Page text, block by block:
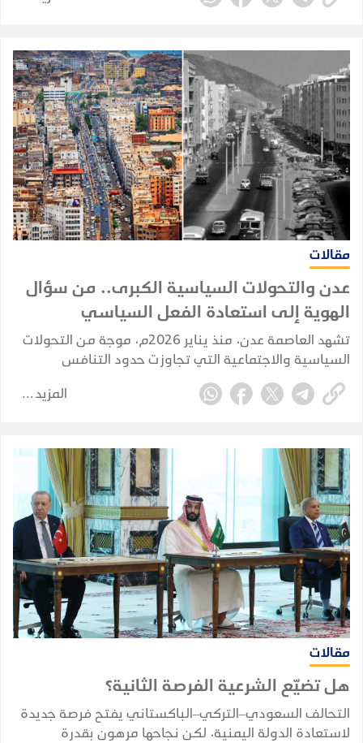
مقالات
عدن والتحولات السياسية الكبرى.. من سؤال
الهوية إلى استعادة الفعل السياسي
تشهد العاصمة عدن، منذ يناير 2026م، موجة من التحولات
السياسية والاجتماعية التي تجاوزت حدود التنافس
السياسي التقليدي، لتلامس طبيعة المجتمع العدني ذاته،
وتعيد طرح أسئلة مؤجلة حول هوية المدينة وخصوصيتها
المزيد
مقالات
هل تضيّع الشرعية الفرصة الثانية؟
التحالف السعودي–التركي–الباكستاني يفتح فرصة جديدة
لاستعادة الدولة اليمنية، لكن نجاحها مرهون بقدرة